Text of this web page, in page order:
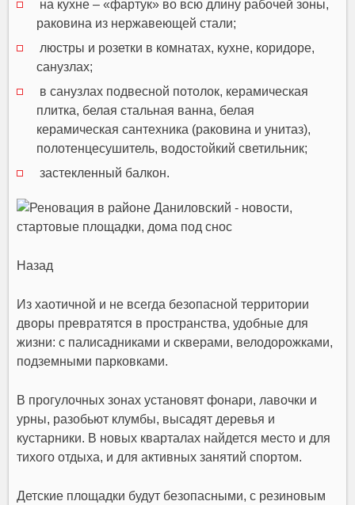
на кухне – «фартук» во всю длину рабочей зоны,
раковина из нержавеющей стали;
люстры и розетки в комнатах, кухне, коридоре,
санузлах;
в санузлах подвесной потолок, керамическая
плитка, белая стальная ванна, белая
керамическая сантехника (раковина и унитаз),
полотенцесушитель, водостойкий светильник;
застекленный балкон.
Назад
Из хаотичной и не всегда безопасной территории
дворы превратятся в пространства, удобные для
жизни: с палисадниками и скверами, велодорожками,
подземными парковками.
В прогулочных зонах установят фонари, лавочки и
урны, разобьют клумбы, высадят деревья и
кустарники. В новых кварталах найдется место и для
тихого отдыха, и для активных занятий спортом.
Детские площадки будут безопасными, с резиновым